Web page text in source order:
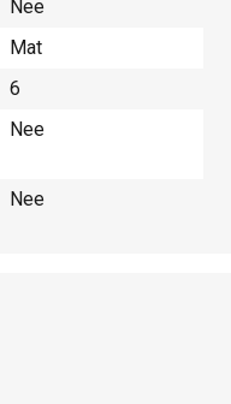
Nee
Mat
6
Nee
Nee